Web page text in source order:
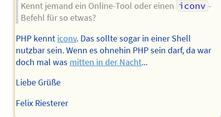
Kennt jemand ein Online-Tool oder einen iconv -
Befehl für so etwas?
PHP kennt iconv. Das sollte sogar in einer Shell
nutzbar sein. Wenn es ohnehin PHP sein darf, da war
doch mal was mitten in der Nacht...
Liebe Grüße
Felix Riesterer